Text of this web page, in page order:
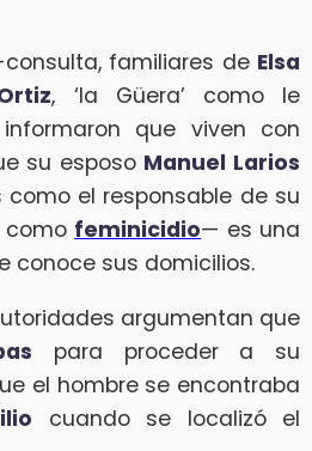
familiares de Elsa
, ‘la Güera’ como le
que viven con
su esposo Manuel Larios
el responsable de su
como feminicidio— es una
conoce sus domicilios.
argumentan que
para proceder a su
el hombre se encontraba
cuando se localizó el